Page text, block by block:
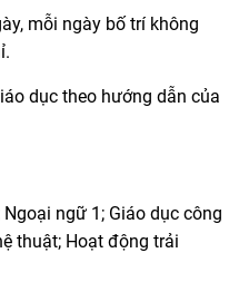
mỗi ngày bố trí không
dục theo hướng dẫn của
ngữ 1; Giáo dục công
thuật; Hoạt động trải